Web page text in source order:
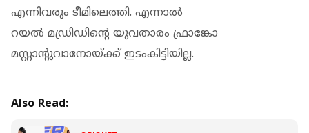
എന്നിവരും ടീമിലെത്തി. എന്നാൽ
റയൽ മഡ്രിഡിന്റെ യുവതാരം ഫ്രാങ്കോ
മസ്റ്റാന്റുവാനോയ്ക്ക് ഇടംകിട്ടിയില്ല.
Also Read: